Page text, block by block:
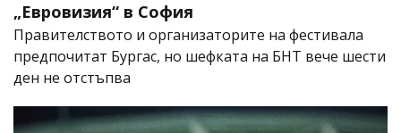
„Евровизия“ в София
Правителството и организаторите на фестивала
предпочитат Бургас, но шефката на БНТ вече шести
ден не отстъпва